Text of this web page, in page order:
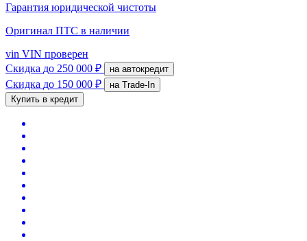
Гарантия юридической чистоты
Оригинал ПТС в наличии
vin VIN проверен
Скидка до 250 000 ₽ на автокредит
Скидка до 150 000 ₽
на Trade-In
Купить в кредит